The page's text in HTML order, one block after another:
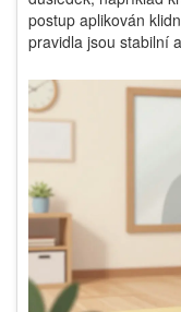
postup aplikován
pravidla jsou stabilní